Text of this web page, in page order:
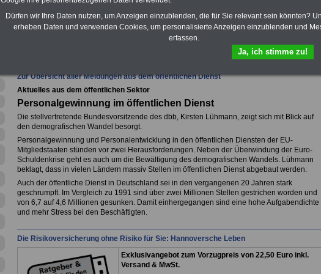
Ihr Berufsunfähigkeitsschutz - Für den Fall der Fälle: Hannoversche Leben
Zur Übersicht aller Meldungen aus dem öffentlichen Dienst
Aktuelles aus dem öffentlichen Sektor
Personalgewinnung im öffentlichen Dienst
Die stellvertretende Bundesvorsitzende des dbb, Kirsten Lühmann, zeigt sich mit Blick auf
den demografischen Wandel besorgt.
Personalgewinnung und Personalentwicklung in den öffentlichen Diensten der EU-
Mitgliedstaaten stünden vor zwei Herausforderungen. Neben der Überwindung der Euro-
Schuldenkrise geht es auch um die Bewältigung des demografischen Wandels. Lühmann
beklagt, dass in vielen Ländern massiv Stellen im öffentlichen Dienst abgebaut werden.
Auch der öffentliche Dienst in Deutschland sei in den vergangenen 20 Jahren stark
geschrumpft. Im Vergleich zu 1991 sind über zwei Millionen Stellen gestrichen worden und
von 6,7 auf 4,6 Millionen gesunken. Damit einhergegangen sind eine hohe Aufgabendichte
und mehr Stress bei den Beschäftigten.
Die Risikoversicherung ohne Risiko für Sie: Hannoversche Leben
Exklusivangebot zum Vorzugpreis von 22,50 Euro inkl.
Versand & MwSt.
Dürfen wir Ihre Daten nutzen, um Anzeigen einzublenden, die für Sie relevant sein könnten?
erheben Daten und verwenden Cookies, um personalisierte Anzeigen einzublenden und
erfassen.
Ja, ich stimme zu!